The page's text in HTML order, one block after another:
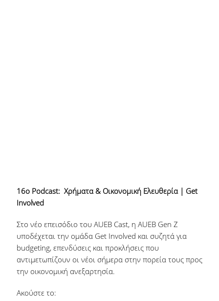
16ο Podcast: Χρήματα & Οικονομική Ελευθερία | Get
Involved
Στο νέο επεισόδιο του AUEB Cast, η AUEB Gen Z
υποδέχεται την ομάδα Get Involved και συζητά για
budgeting, επενδύσεις και προκλήσεις που
αντιμετωπίζουν οι νέοι σήμερα στην πορεία τους προς
την οικονομική ανεξαρτησία.
Ακούστε το: